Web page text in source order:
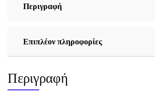
Περιγραφή
Επιπλέον πληροφορίες
Περιγραφή